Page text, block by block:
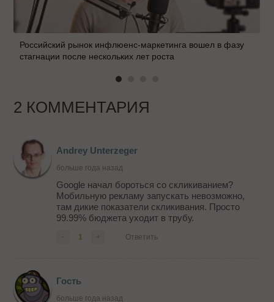
Российский рынок инфлюенс-маркетинга вошел в фазу
стагнации после нескольких лет роста
2 КОММЕНТАРИЯ
Andrey Unterzeger
больше года назад
Google начал бороться со скликиванием?
Мобильную рекламу запускать невозможно,
там дикие показатели скликивания. Просто
99.99% бюджета уходит в трубу.
1 Ответить
Гость
больше года назад